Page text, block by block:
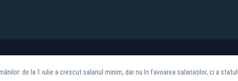
de la 1 iulie a crescut salariul minim, dar nu în favoarea salariaților, ci a